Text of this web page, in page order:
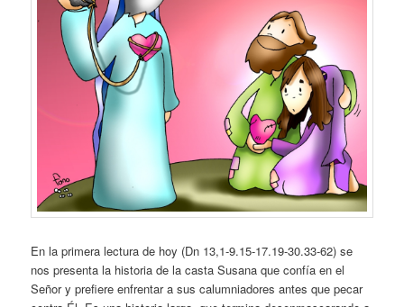
En la primera lectura de hoy (Dn 13,1-9.15-17.19-30.33-62) se
nos presenta la historia de la casta Susana que confía en el
Señor y prefiere enfrentar a sus calumniadores antes que pecar